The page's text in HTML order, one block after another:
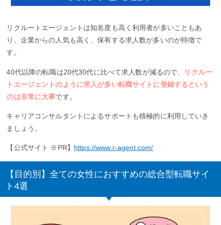
リクルートエージェントは知名度も高く利用者が多いこともあ
り、企業からの人気も高く、保有する求人数が多いのが特徴で
す。
40代以降の転職は20代30代に比べて求人数が減るので、
リクルー
トエージェントのように求人が多い転職サイトに登録するという
のは非常に大事です。
キャリアコンサルタントによるサポートも積極的に利用していき
ましょう。
【公式サイト ※PR】 https://www.r-agent.com/
【目的別】全ての女性におすすめの総合型転職サイ
ト4選